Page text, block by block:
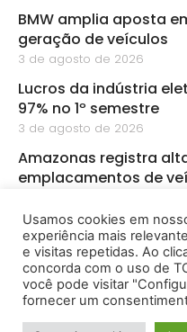
BMW amplia aposta
geração de veículos
3 de agosto de 2026
Lucros da indústria
97% no 1º semestre
3 de agosto de 2026
Amazonas registra
emplacamentos de
Novamed abre vagas
e manutenção
3 de agosto de 2026
Usamos cookies em
experiência mais
e visitas repetidas. Ao
concorda com o uso de
você pode visitar
fornecer um